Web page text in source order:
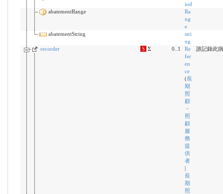
iod
abatementRange
Ra
ng
e
abatementString
stri
ng
recorder
S Σ 0..1
Re
fer
en
ce
(長
期
照
顧
－
照
顧
服
務
提
供
者
長
期
照
誰記錄此